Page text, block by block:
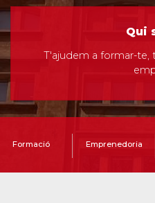
Qui
T'ajudem a formar-te,
Formació Emprenedoria